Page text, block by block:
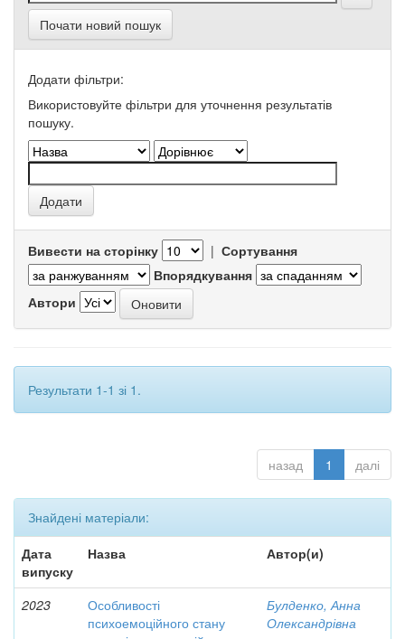
Почати новий пошук
Додати фільтри:
Використовуйте фільтри для уточнення результатів
пошуку.
Вивести на сторінку | Сортування
Впорядкування
Автори
Результати 1-1 зі 1.
назад 1 далі
Знайдені матеріали:
Дата
випуску
Назва Автор(и)
2023
Особливості
психоемоційного стану
Булденко, Анна
Олександрівна